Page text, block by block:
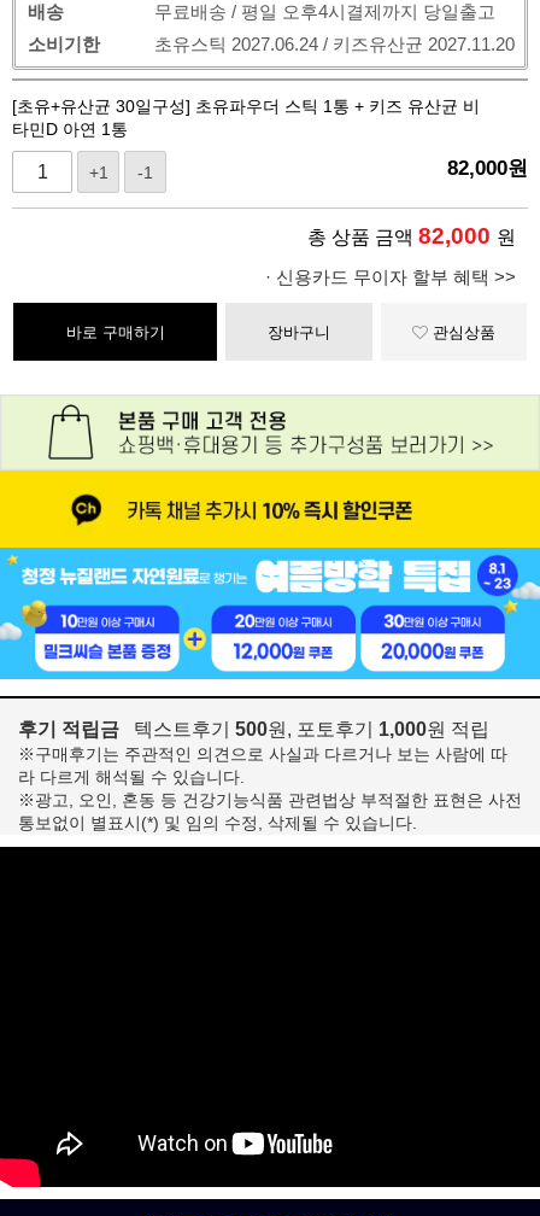
배송
무료배송 / 평일 오후4시결제까지 당일출고
소비기한
초유스틱 2027.06.24 / 키즈유산균 2027.11.20
[초유+유산균 30일구성] 초유파우더 스틱 1통 + 키즈 유산균 비
타민D 아연 1통
+1 -1 82,000원
총 상품 금액 82,000 원
· 신용카드 무이자 할부 혜택 >>
바로 구매하기 장바구니 관심상품
후기 적립금 텍스트후기 500원, 포토후기 1,000원 적립
※구매후기는 주관적인 의견으로 사실과 다르거나 보는 사람에 따
라 다르게 해석될 수 있습니다.
※광고, 오인, 혼동 등 건강기능식품 관련법상 부적절한 표현은 사전
통보없이 별표시(*) 및 임의 수정, 삭제될 수 있습니다.